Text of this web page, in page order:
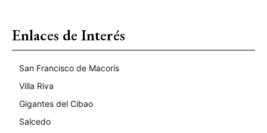
Enlaces de Interés
San Francisco de Macorís
Villa Riva
Gigantes del Cibao
Salcedo